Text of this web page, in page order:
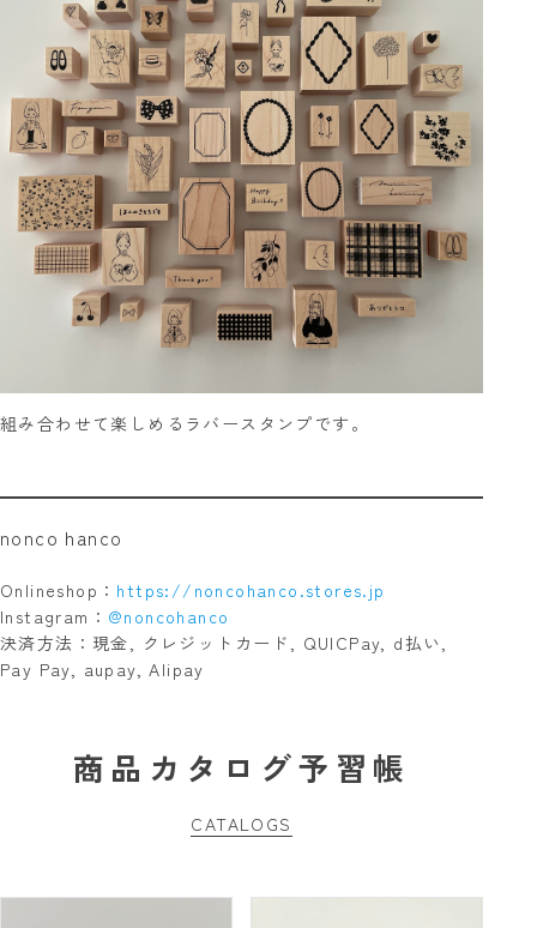
組み合わせて楽しめるラバースタンプです。
nonco hanco
Onlineshop： https://noncohanco.stores.jp
Instagram： @noncohanco
決済方法：現金, クレジットカード, QUICPay, d払い,
Pay Pay, aupay, Alipay
商品カタログ予習帳
CATALOGS